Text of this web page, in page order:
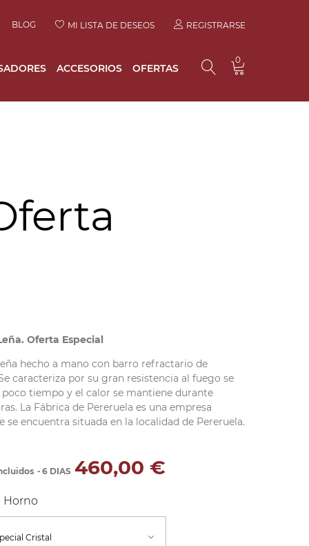
BLOG MI LISTA DE DESEOS REGISTRARSE
0
ACCESORIOS OFERTAS
Oferta Especial
hecho a mano con barro refractario de
caracteriza por su gran resistencia al fuego se
tiempo y el calor se mantiene durante
La Fábrica de Pereruela es una empresa
se encuentra situada en la localidad de Pereruela.
460,00 €
6 DIAS
Horno